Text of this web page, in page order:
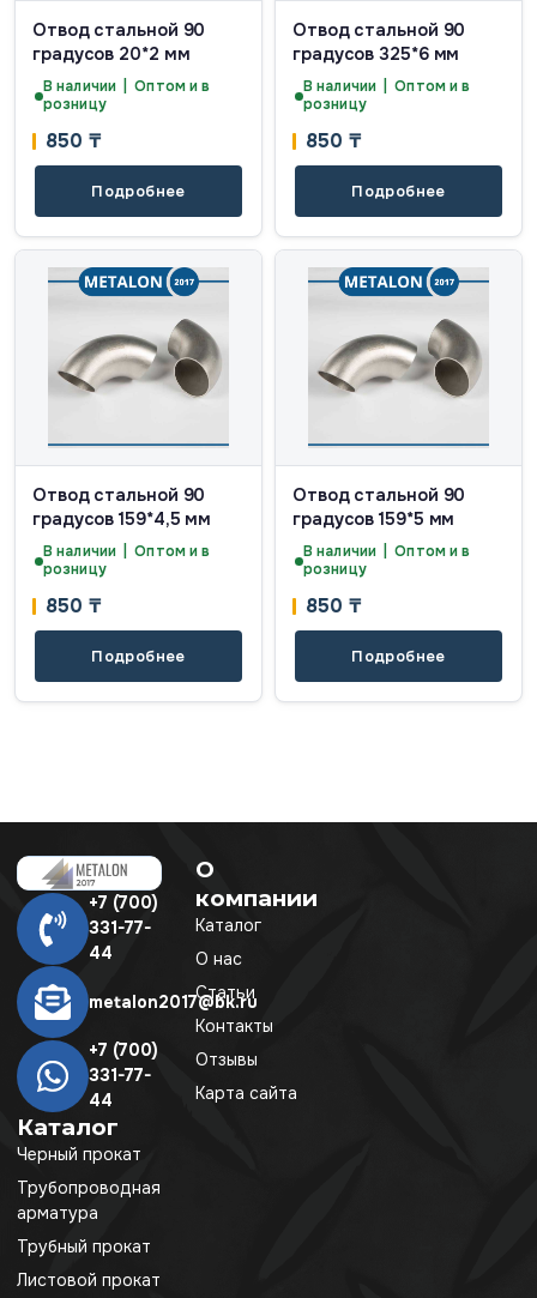
Отвод стальной 90
градусов 20*2 мм
В наличии | Оптом и в
розницу
850 ₸
Подробнее
Отвод стальной 90
градусов 325*6 мм
В наличии | Оптом и в
розницу
850 ₸
Подробнее
Отвод стальной 90
градусов 159*4,5 мм
В наличии | Оптом и в
розницу
850 ₸
Подробнее
Отвод стальной 90
градусов 159*5 мм
В наличии | Оптом и в
розницу
850 ₸
Подробнее
+7 (700)
331-77-
44
metalon2017@bk.ru
+7 (700)
331-77-
44
Каталог
Черный прокат
Трубопроводная
арматура
Трубный прокат
Листовой прокат
О
компании
Каталог
О нас
Статьи
Контакты
Отзывы
Карта сайта